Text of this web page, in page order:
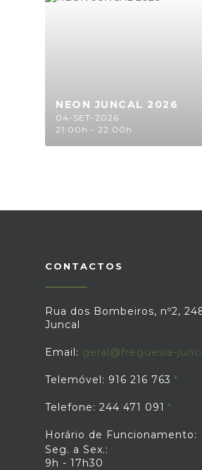
NEON JUNCAL 2026
04-SET-2026
21:00h - 22:00h
CONTACTOS
Rua dos Bombeiros, nº2,
Juncal
Email: geral@freguesia-
Telemóvel: 916 216 763
Telefone: 244 471 091
Horário de Funcionamento:
Seg. a Sex.:
9h - 17h30